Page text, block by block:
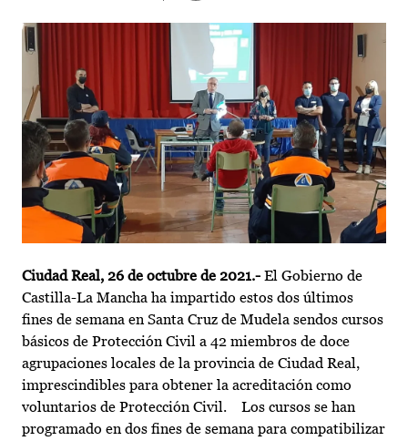
Ciudad Real, 26 de octubre de 2021.- El Gobierno de
Castilla-La Mancha ha impartido estos dos últimos
fines de semana en Santa Cruz de Mudela sendos cursos
básicos de Protección Civil a 42 miembros de doce
agrupaciones locales de la provincia de Ciudad Real,
imprescindibles para obtener la acreditación como
voluntarios de Protección Civil. Los cursos se han
programado en dos fines de semana para compatibilizar